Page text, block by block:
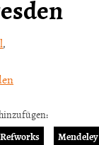
,
Refworks Mendeley